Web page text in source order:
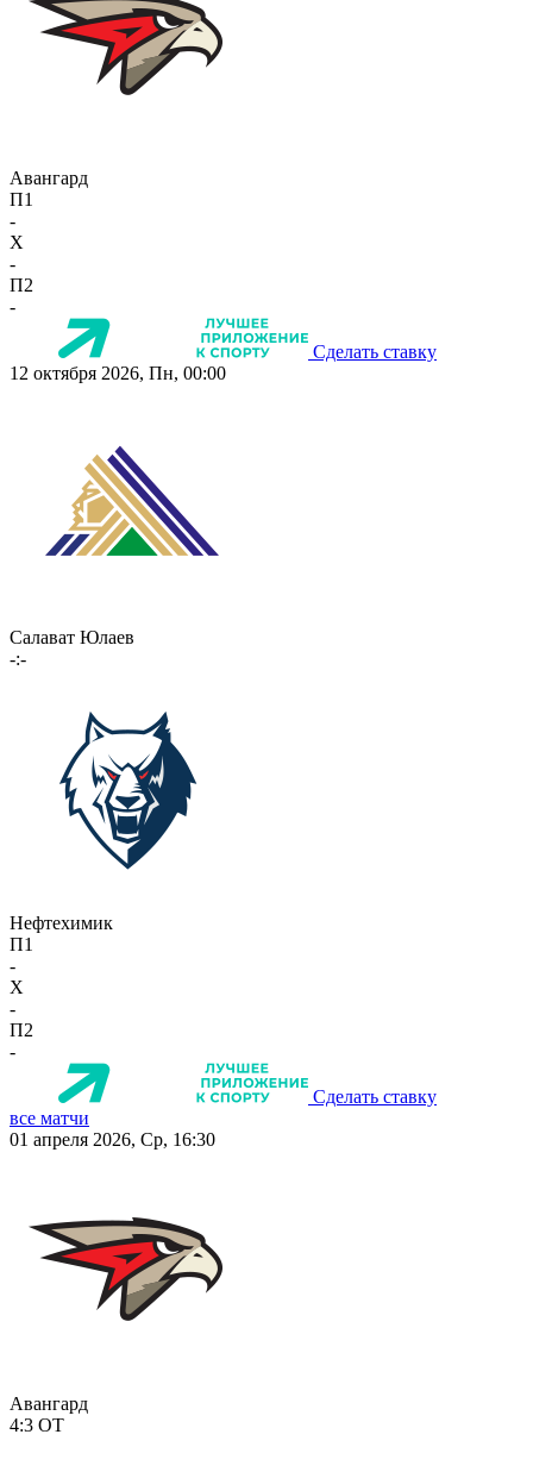
Авангард
П1
-
X
-
П2
-
Сделать ставку
12 октября 2026, Пн, 00:00
Салават Юлаев
-:-
Нефтехимик
П1
-
X
-
П2
-
Сделать ставку
все матчи
01 апреля 2026, Ср, 16:30
Авангард
4:3 ОТ